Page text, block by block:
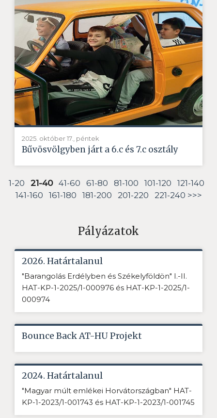
2025. október 17., péntek
Bűvösvölgyben járt a 6.c és 7.c osztály
1-20 21-40 41-60 61-80 81-100 101-120
121-140
141-160
161-180 181-200 201-220 221-240 >>>
Pályázatok
2026. Határtalanul
"Barangolás Erdélyben és Székelyföldön" I.-II.
HAT-KP-1-2025/1-000976 és HAT-KP-1-2025/1-
000974
Bounce Back AT-HU Projekt
2024. Határtalanul
"Magyar múlt emlékei Horvátországban" HAT-
KP-1-2023/1-001743 és HAT-KP-1-2023/1-001745